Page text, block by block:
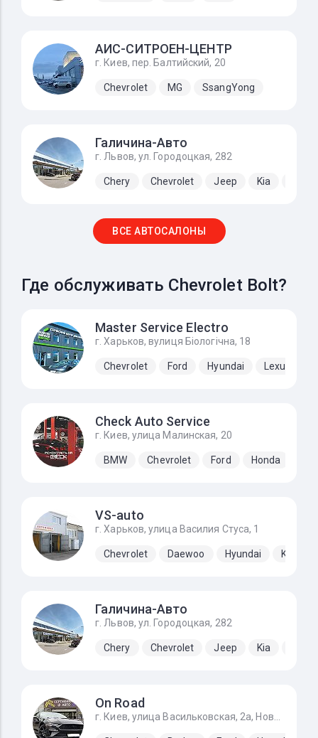
АИС-СИТРОЕН-ЦЕНТР
г. Киев, пер. Балтийский, 20
Chevrolet MG SsangYong
Галичина-Авто
г. Львов, ул. Городоцкая, 282
Chery Chevrolet Jeep Kia
ВСЕ АВТОСАЛОНЫ
Где обслуживать Chevrolet Bolt?
Master Service Electro
г. Харьков, вулиця Біологічна, 18
Chevrolet Ford Hyundai Lexus
Check Auto Service
г. Киев, улица Малинская, 20
BMW Chevrolet Ford Honda
VS-auto
г. Харьков, улица Василия Стуса, 1
Chevrolet Daewoo Hyundai Kia
Галичина-Авто
г. Львов, ул. Городоцкая, 282
Chery Chevrolet Jeep Kia
On Road